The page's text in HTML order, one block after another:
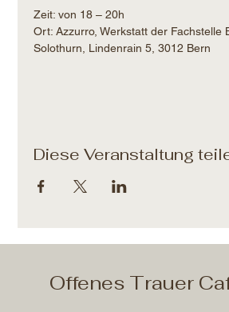
Zeit: von 18 – 20h​
Ort: Azzurro, Werkstatt der Fachstelle
Solothurn, Lindenrain 5, 3012 Bern
Diese Veranstaltung
Offenes Trauer